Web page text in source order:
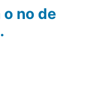
no de